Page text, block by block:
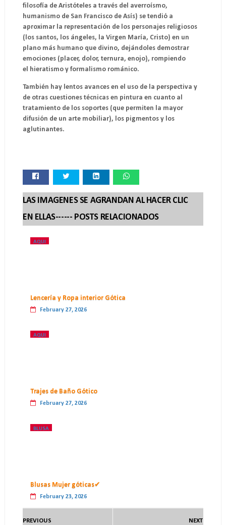
filosofía de Aristóteles a través del averroísmo,
humanismo de San Francisco de Asís) se tendió a
aproximar la representación de los personajes religiosos
(los santos, los ángeles, la Virgen María, Cristo) en un
plano más humano que divino, dejándoles demostrar
emociones (placer, dolor, ternura, enojo), rompiendo
el hieratismo y formalismo románico.
También hay lentos avances en el uso de la perspectiva y
de otras cuestiones técnicas en pintura en cuanto al
tratamiento de los soportes (que permiten la mayor
difusión de un arte mobiliar), los pigmentos y los
aglutinantes.
LAS IMAGENES SE AGRANDAN AL HACER CLIC
EN ELLAS------ POSTS RELACIONADOS
AQUI
Lencería y Ropa interior Gótica
February 27, 2026
AQUI
Trajes de Baño Gótico
February 27, 2026
BLUSA
Blusas Mujer góticas✔
February 23, 2026
NEXT
PREVIOUS